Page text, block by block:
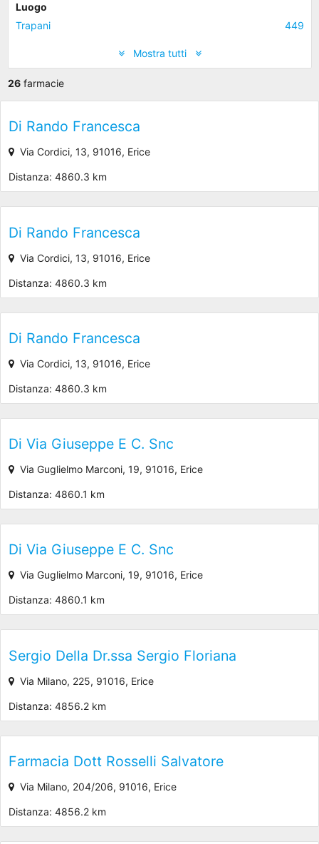
Luogo
Trapani
449
Mostra tutti
26farmacie
Di Rando Francesca
Via Cordici, 13, 91016, Erice
Distanza: 4860.3 km
Di Rando Francesca
Via Cordici, 13, 91016, Erice
Distanza: 4860.3 km
Di Rando Francesca
Via Cordici, 13, 91016, Erice
Distanza: 4860.3 km
Di Via Giuseppe E C. Snc
Via Guglielmo Marconi, 19, 91016, Erice
Distanza: 4860.1 km
Di Via Giuseppe E C. Snc
Via Guglielmo Marconi, 19, 91016, Erice
Distanza: 4860.1 km
Sergio Della Dr.ssa Sergio Floriana
Via Milano, 225, 91016, Erice
Distanza: 4856.2 km
Farmacia Dott Rosselli Salvatore
Via Milano, 204/206, 91016, Erice
Distanza: 4856.2 km